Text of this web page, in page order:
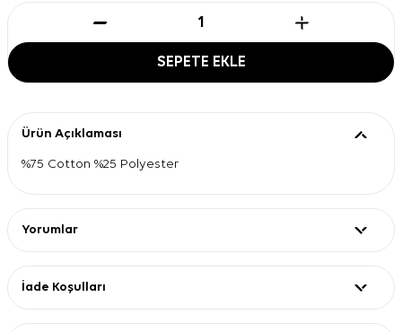
SEPETE EKLE
Ürün Açıklaması
%75 Cotton %25 Polyester
Yorumlar
İade Koşulları